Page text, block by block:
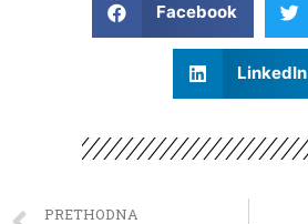
Facebook
LinkedIn
PRETHODNA